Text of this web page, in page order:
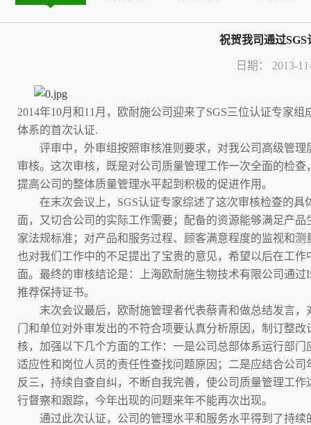
祝贺我司通过
日期： 2013-
2014年10月和11 月，欧耐施公司迎来了SGS三位认证专家组
体系的首次认证.
评审中，外审组按照审核准则要求，对我公司高级管理
审核。这次审核，既是对公司质量管理工作一次全面的检
提高公司的整体质量管理水平起到积极的促进作用。
在末次会议上， SGS认证专家综述了这次审核检查的具
面，又切合公司的实际工作需要；配备的资源能够满足产
家法规标准；对产品和服务过程、顾客满意程度的监视和
也对我们工作中的不足提出了宝贵的意见，希望以后在工
面。最终的审核结论是：上海欧耐施生物技术有限公司通过
推荐保持证书。
末次会议最后，欧耐施管理者代表蔡青和做总结发言，
门和单位对外审发出的不符合项要认真分析原因，制订整
核，加强以下几个方面的工作：一是公司总部体系运行部
适应性和岗位人员的责任性查找问题原因；二是应结合公
反三，持续自查自纠，不断自我完善，使公司质量管理工
行督察和跟踪，今年出现的问题来年不能再次出现。
通过此次认证，公司的管理水平和服务水平得到了持续